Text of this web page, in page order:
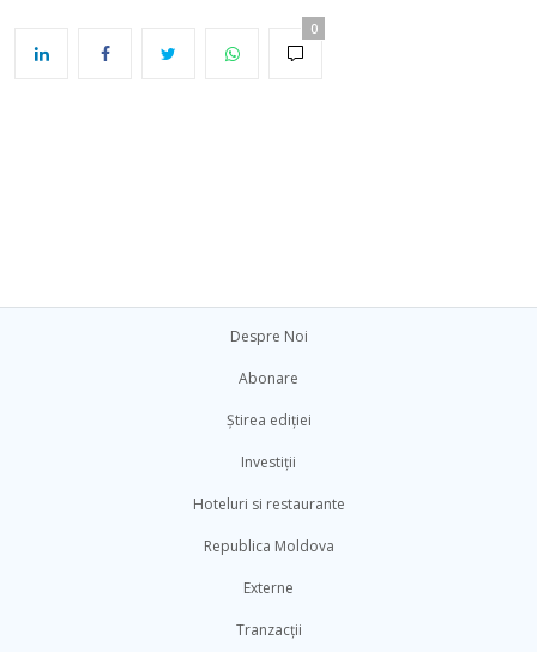
0
Despre Noi
Abonare
Știrea ediției
Investiții
Hoteluri si restaurante
Republica Moldova
Externe
Tranzacții